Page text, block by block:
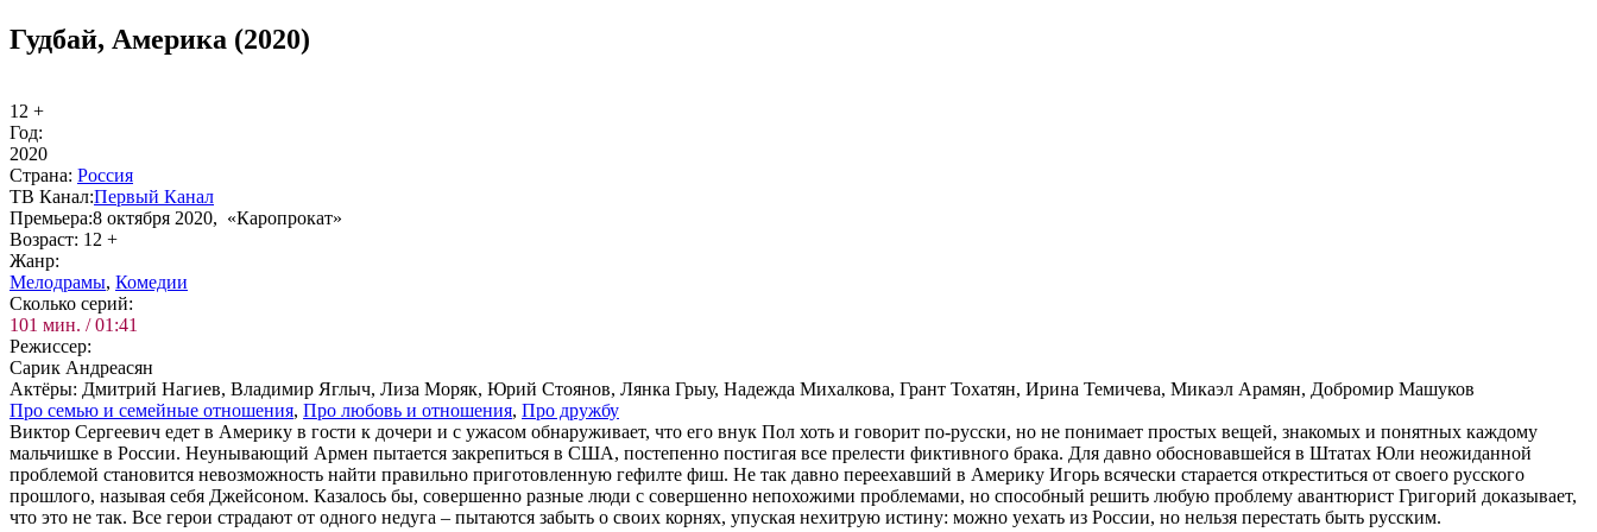
Гудбай, Америка (2020)
12 +
Год:
2020
Стра­на: Рос­сия
ТВ Ка­нал:Пер­вый Ка­нал
Пре­мье­ра:8 октября 2020, «Каропрокат»
Воз­раст: 12 +
Жанр:
Ме­ло­дра­мы, Ко­ме­дии
Сколь­ко се­рий:
101 мин. / 01:41
Ре­жис­сер:
Сарик Андреасян
Ак­тё­ры: Дмитрий Нагиев, Владимир Яглыч, Лиза Моряк, Юрий Стоянов, Лянка Грыу, Надежда Михалкова, Грант Тохатян, Ирина Темичева, Микаэл Арамян, Добромир Машуков
Про се­мью и се­мей­ные от­но­ше­ния, Про лю­бовь и от­но­ше­ния, Про друж­бу
Виктор Сергеевич едет в Америку в гости к дочери и с ужасом обнаруживает, что его внук Пол хоть и говорит по-русски, но не понимает простых вещей, знакомых и понятных каждому
мальчишке в России. Неунывающий Армен пытается закрепиться в США, постепенно постигая все прелести фиктивного брака. Для давно обосновавшейся в Штатах Юли неожиданной
проблемой становится невозможность найти правильно приготовленную гефилте фиш. Не так давно переехавший в Америку Игорь всячески старается откреститься от своего русского
прошлого, называя себя Джейсоном. Казалось бы, совершенно разные люди с совершенно непохожими проблемами, но способный решить любую проблему авантюрист Григорий доказывает,
что это не так. Все герои страдают от одного недуга – пытаются забыть о своих корнях, упуская нехитрую истину: можно уехать из России, но нельзя перестать быть русским.